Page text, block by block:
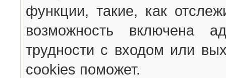
функции, такие, как
возможность включена
трудности с входом или
cookies поможет.